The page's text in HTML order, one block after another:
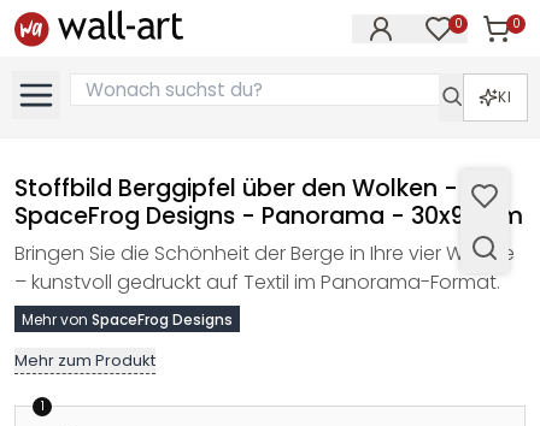
0 0
KI
Stoffbild Berggipfel über den Wolken -
SpaceFrog Designs - Panorama - 30x90 cm
Bringen Sie die Schönheit der Berge in Ihre vier Wände
– kunstvoll gedruckt auf Textil im Panorama-Format.
Mehr von SpaceFrog Designs
Mehr zum Produkt
1